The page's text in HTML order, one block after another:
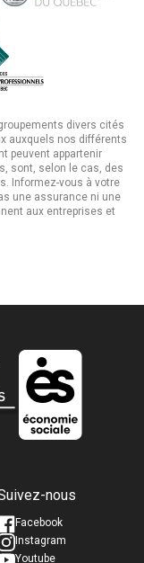
divers cités
auxquels nos différents
peuvent appartenir
sont, selon le cas, des
Informez-vous à votre
une assurance ni une
aux entreprises et
nous
Facebook
Instagram
Youtube